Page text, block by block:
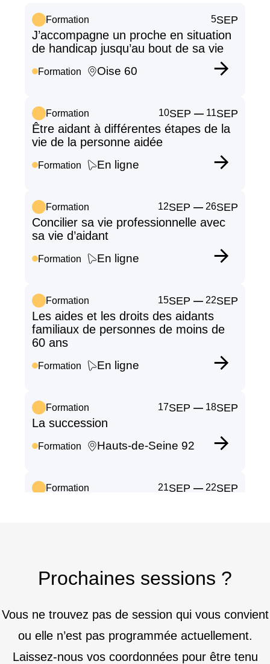
Formation 5SEP
J’accompagne un proche en situation
de handicap jusqu’au bout de sa vie
Formation Oise 60
Formation 10SEP — 11SEP
Être aidant à différentes étapes de la
vie de la personne aidée
Formation En ligne
Formation 12SEP — 26SEP
Concilier sa vie professionnelle avec
sa vie d’aidant
Formation En ligne
Formation 15SEP — 22SEP
Les aides et les droits des aidants
familiaux de personnes de moins de
60 ans
Formation En ligne
Formation 17SEP — 18SEP
La succession
Formation Hauts-de-Seine 92
Formation 21SEP — 22SEP
Être aidant familial : préserver sa vie
familiale et sociale
Calvados 14
Prochaines sessions ?
Vous ne trouvez pas de session qui vous convient
ou elle n’est pas programmée actuellement.
Laissez-nous vos coordonnées pour être tenu